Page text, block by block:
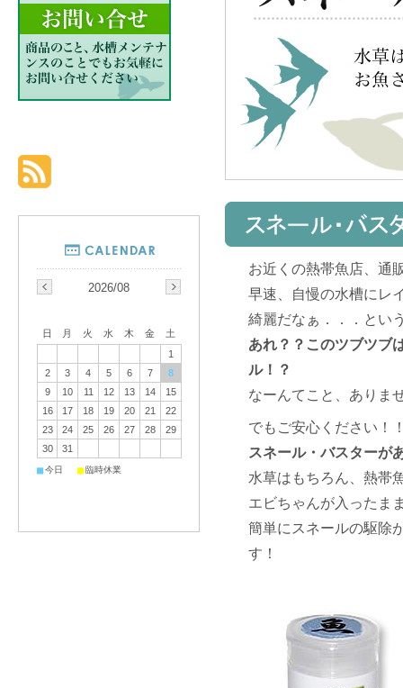
お近くの熱帯魚店、通
早速、自慢の水槽にレ
綺麗だなぁ．．．とい
あれ？？このツブツブ
ル！？
なーんてこと、ありま
でもご安心ください！
スネール・バスターが
水草はもちろん、熱帯
エビちゃんが入ったま
簡単にスネールの駆除
す！
2026/08
日 月 火 水 木 金
土
1
2
3 4 5 6 7
8
9
10 11 12 13 14
15
16
17 18 19 20 21
22
23
24 25 26 27 28
29
30
31
■今日 ■臨時休業